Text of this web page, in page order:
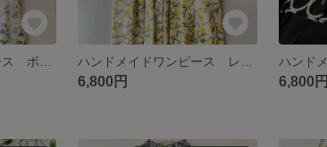
6,800円 6,800円